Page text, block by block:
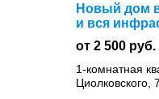
Новый дом
и вся
от 2 500 руб.
1-комнатная
Циолковского,